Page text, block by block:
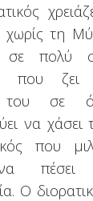
χωρίς τη
σε πολύ
που ζει
του σε
να
που
πέσει
Ο